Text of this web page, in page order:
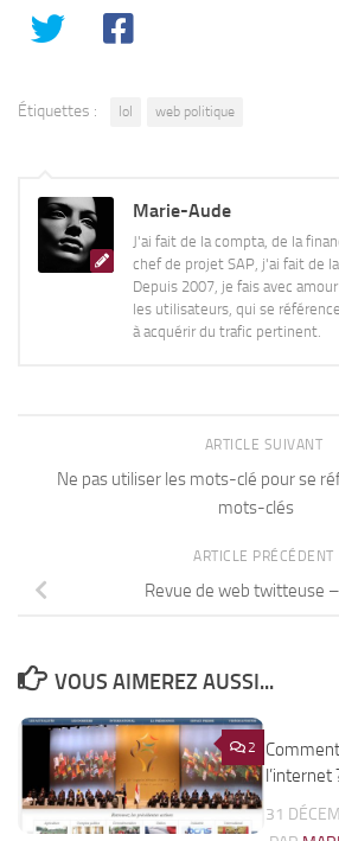
Étiquettes : lol web politique
Marie-Aude
J'ai fait de la compta, de la
chef de projet SAP, j'ai fait de
Depuis 2007, je fais avec
les utilisateurs, qui se
à acquérir du trafic pertinent.
ARTICLE SUIVANT
Ne pas utiliser les mots-clé pour se
mots-clés
ARTICLE PRÉCÉDENT
Revue de web twitteuse
VOUS AIMEREZ AUSSI...
2
l’internet
31